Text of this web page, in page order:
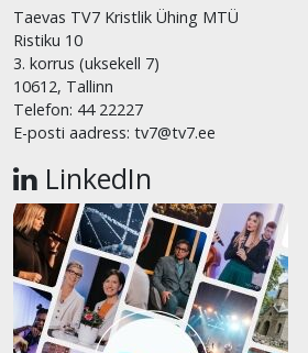
Taevas TV7 Kristlik Ühing MTÜ
Ristiku 10
3. korrus (uksekell 7)
10612, Tallinn
Telefon: 44 22227
E-posti aadress: tv7@tv7.ee
LinkedIn